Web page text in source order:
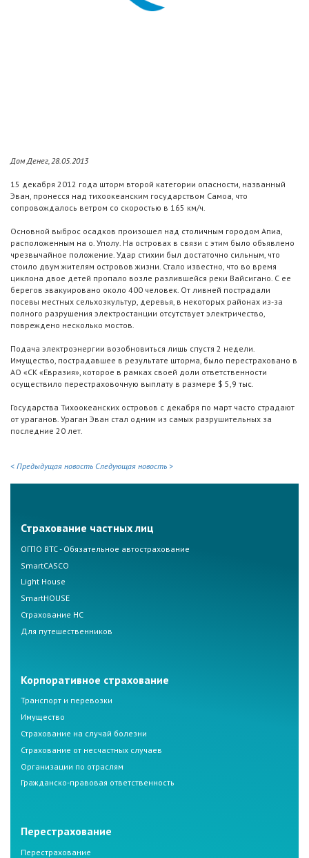
Дом Денег, 28.05.2013
15 декабря 2012 года шторм второй категории опасности, названный
Эван, пронесся над тихоокеанским государством Самоа, что
сопровождалось ветром со скоростью в 165 км/ч.
Основной выброс осадков произошел над столичным городом Апиа,
расположенным на о. Уполу. На островах в связи с этим было объявлено
чрезвычайное положение. Удар стихии был достаточно сильным, что
стоило двум жителям островов жизни. Стало известно, что во время
циклона двое детей пропало возле разлившейся реки Вайсигано. С ее
берегов эвакуировано около 400 человек. От ливней пострадали
посевы местных сельхозкультур, деревья, в некоторых районах из-за
полного разрушения электростанции отсутствует электричество,
повреждено несколько мостов.
Подача электроэнергии возобновиться лишь спустя 2 недели.
Имущество, пострадавшее в результате шторма, было перестраховано в
АО «СК «Евразия», которое в рамках своей доли ответственности
осуществило перестраховочную выплату в размере $ 5,9 тыс.
Государства Тихоокеанских островов с декабря по март часто страдают
от ураганов. Ураган Эван стал одним из самых разрушительных за
последние 20 лет.
< Предыдущая новость Следующая новость >
Страхование частных лиц
ОГПО ВТС - Обязательное автострахование
SmartCASCO
Light House
SmartHOUSE
Страхование НС
Для путешественников
Корпоративное страхование
Транспорт и перевозки
Имущество
Страхование на случай болезни
Страхование от несчастных случаев
Организации по отраслям
Гражданско-правовая ответственность
Перестрахование
Перестрахование